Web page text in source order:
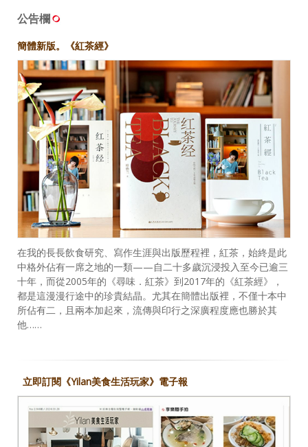
公告欄
簡體新版。《紅茶經》
在我的長長飲食研究、寫作生涯與出版歷程裡，紅茶，始終是此
中格外佔有一席之地的一類——自二十多歲沉浸投入至今已逾三
十年，而從2005年的《尋味．紅茶》到2017年的《紅茶經》，
都是這漫漫行途中的珍貴結晶。尤其在簡體出版裡，不僅十本中
所佔有二，且兩本加起來，流傳與印行之深廣程度應也勝於其
他……
立即訂閱《Yilan美食生活玩家》電子報